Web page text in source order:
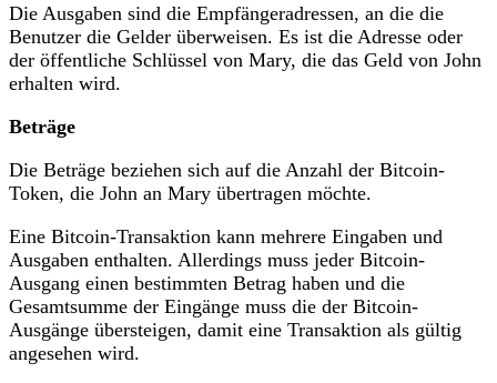
Die Ausgaben sind die Empfängeradressen, an die die
Benutzer die Gelder überweisen. Es ist die Adresse oder
der öffentliche Schlüssel von Mary, die das Geld von John
erhalten wird.
Beträge
Die Beträge beziehen sich auf die Anzahl der Bitcoin-
Token, die John an Mary übertragen möchte.
Eine Bitcoin-Transaktion kann mehrere Eingaben und
Ausgaben enthalten. Allerdings muss jeder Bitcoin-
Ausgang einen bestimmten Betrag haben und die
Gesamtsumme der Eingänge muss die der Bitcoin-
Ausgänge übersteigen, damit eine Transaktion als gültig
angesehen wird.